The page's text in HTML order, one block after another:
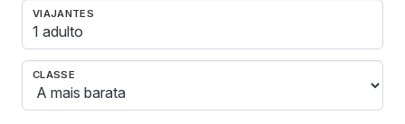
VIAJANTES
1 adulto
CLASSE